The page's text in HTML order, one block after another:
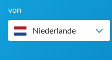
von
Niederlande